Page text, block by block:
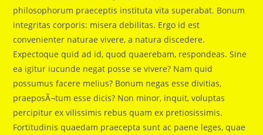
philosophorum praeceptis instituta vita superabat. Bonum
integritas corporis: misera debilitas. Ergo id est
convenienter naturae vivere, a natura discedere.
Expectoque quid ad id, quod quaerebam, respondeas. Sine
ea igitur iucunde negat posse se vivere? Nam quid
possumus facere melius? Bonum negas esse divitias,
praeposÃ¬tum esse dicis? Non minor, inquit, voluptas
percipitur ex vilissimis rebus quam ex pretiosissimis.
Fortitudinis quaedam praecepta sunt ac paene leges, quae